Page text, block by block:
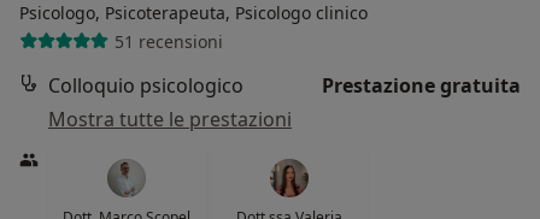
Psicologo, Psicoterapeuta, Psicologo clinico
51 recensioni
Colloquio psicologico
Prestazione gratuita
Mostra tutte le prestazioni